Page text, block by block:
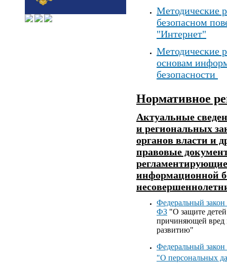
Методические
безопасном
"Интернет"
Методические
основам
безопасности
Нормативное
Актуальные
и региональных
органов власти и
правовые
информационной
Федеральный
ФЗ "О защите
причиняющей вред
развитию"
Федеральный
"О персональных